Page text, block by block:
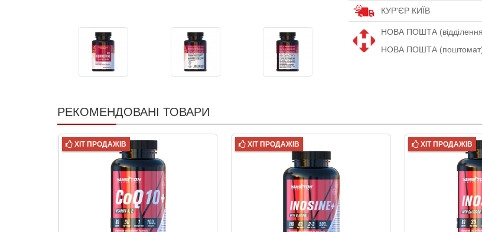
КУР'ЄР КИЇВ
НОВА ПОШТА
НОВА ПОШТА
РЕКОМЕНДОВАНІ ТОВАРИ
ХІТ ПРОДАЖІВ ХІТ ПРОДАЖІВ ХІТ ПРОДАЖІВ